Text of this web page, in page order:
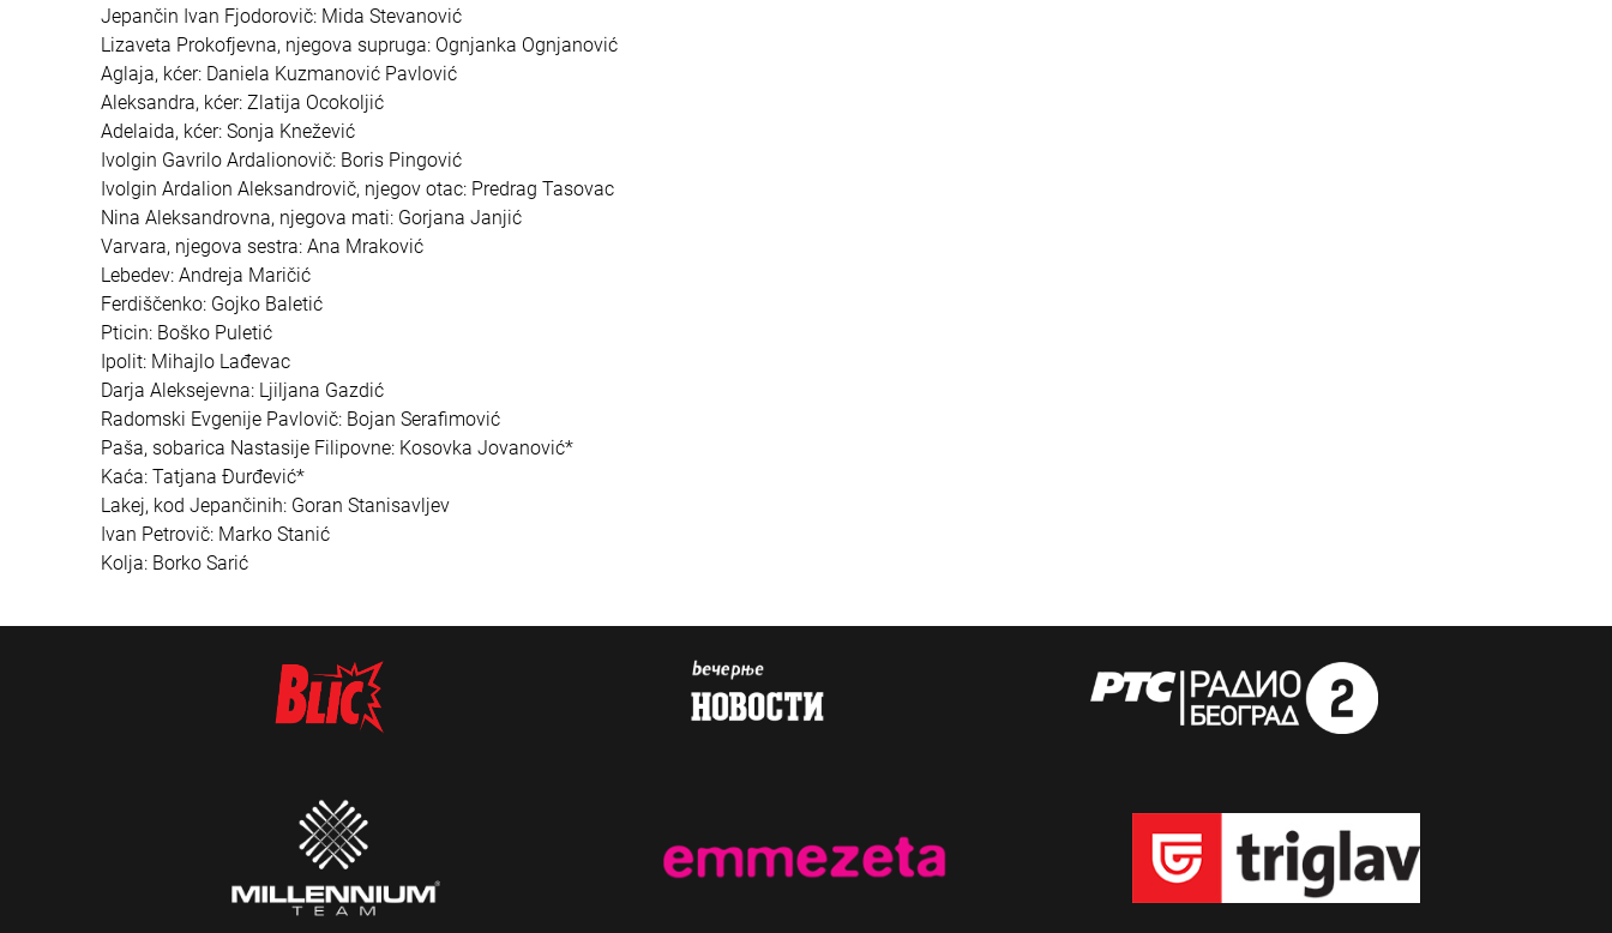
Jepančin Ivan Fjodorovič: Mida Stevanović
Lizaveta Prokofjevna, njegova supruga: Ognjanka Ognjanović
Aglaja, kćer: Daniela Kuzmanović Pavlović
Aleksandra, kćer: Zlatija Ocokoljić
Adelaida, kćer: Sonja Knežević
Ivolgin Gavrilo Ardalionovič: Boris Pingović
Ivolgin Ardalion Aleksandrovič, njegov otac: Predrag Tasovac
Nina Aleksandrovna, njegova mati: Gorjana Janjić
Varvara, njegova sestra: Ana Mraković
Lebedev: Andreja Maričić
Ferdiščenko: Gojko Baletić
Pticin: Boško Puletić
Ipolit: Mihajlo Lađevac
Darja Aleksejevna: Ljiljana Gazdić
Radomski Evgenije Pavlovič: Bojan Serafimović
Paša, sobarica Nastasije Filipovne: Kosovka Jovanović*
Kaća: Tatjana Đurđević*
Lakej, kod Jepančinih: Goran Stanisavljev
Ivan Petrovič: Marko Stanić
Kolja: Borko Sarić